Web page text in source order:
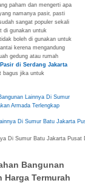
paham dan mengerti apa
namanya pasir, pasti
sangat populer sekali
di gunakan untuk
boleh di gunakan untuk
kerena mengandung
gedung atau rumah
di Serdang Jakarta
bagus jika untuk
Lainnya Di Sumur
Armada Terlengkap
Di Sumur Batu Jakarta Pusat
Bangunan
Harga Termurah